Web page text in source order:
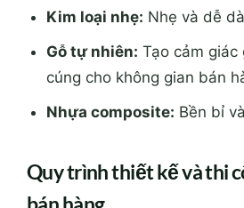
Kim loại nhẹ: Nhẹ và dễ
Gỗ tự nhiên: Tạo cảm giác
cúng cho không gian bán
Nhựa composite: Bền bỉ
Quy trình thiết kế và thi